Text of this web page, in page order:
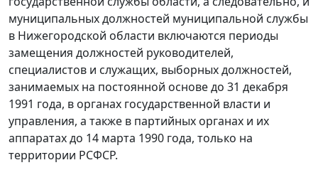
муниципальных должностей муниципальной службы
в Нижегородской области включаются периоды
замещения должностей руководителей,
специалистов и служащих, выборных должностей,
занимаемых на постоянной основе до 31 декабря
1991 года, в органах государственной власти и
управления, а также в партийных органах и их
аппаратах до 14 марта 1990 года, только на
территории РСФСР.